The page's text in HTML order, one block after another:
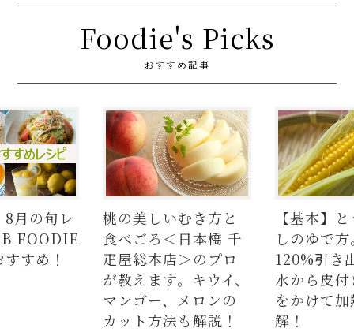
Foodie's Picks
おすすめ記事
月の旬レ
FOODIE
すめ！
桃の美しいむき方と
食べごろ＜日本橋 千
疋屋総本店＞のプロ
が教えます。キウイ、
マンゴー、メロンの
カット方法も解説！
【基本】
しのゆで
120%引き
水から皮
をかけて
解！